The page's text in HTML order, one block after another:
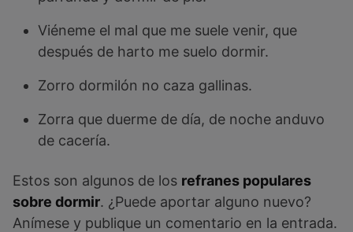
Viéneme el mal que me suele venir, que
después de harto me suelo dormir.
Zorro dormilón no caza gallinas.
Zorra que duerme de día, de noche anduvo
de cacería.
Estos son algunos de los refranes populares
sobre dormir. ¿Puede aportar alguno nuevo?
Anímese y publique un comentario en la entrada.